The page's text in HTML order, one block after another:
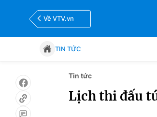
Về VTV.vn
TIN TỨC
Tin tức
Bóng đá
Tin tức
Lịch thi đấu